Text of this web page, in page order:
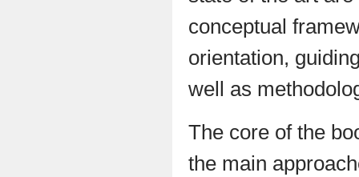
conceptual
orientation,
well as
The core of the
the main